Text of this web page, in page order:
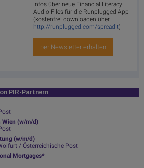
Infos über neue Financial Literacy
Audio Files für die Runplugged App
(kostenfrei downloaden über
http://runplugged.com/spreadit)
per Newsletter erhalten
PIR-Partnern
Wien (w/m/d)
(w/m/d)
/ Österreichische Post
Mortgages*